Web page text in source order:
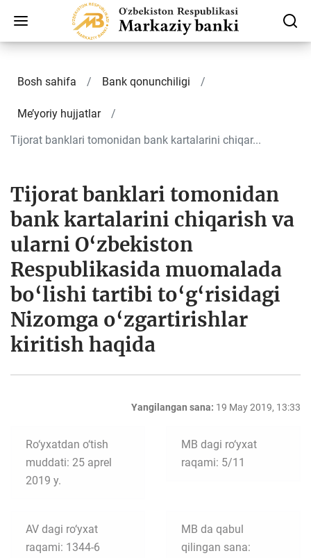
Bosh sahifa Bank qonunchiligi
Me’yoriy hujjatlar
Tijorat banklari tomonidan bank kartalarini chiqar...
Tijorat banklari tomonidan
bank kartalarini chiqarish va
ularni O‘zbekiston
Respublikasida muomalada
bo‘lishi tartibi to‘g‘risidagi
Nizomga o‘zgartirishlar
kiritish haqida
Yangilangan sana: 19 May 2019, 13:33
Ro‘yxatdan o‘tish
muddati: 25 aprel
2019 y.
MB dagi ro‘yxat
raqami: 5/11
AV dagi ro‘yxat
raqami: 1344-6
MB da qabul
qilingan sana: